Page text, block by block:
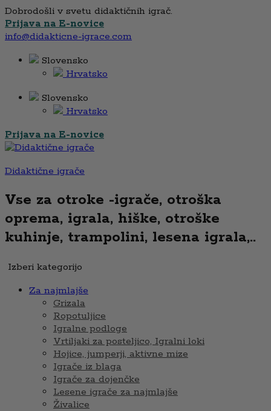
Dobrodošli v svetu didaktičnih igrač.
Prijava na E-novice
info@didakticne-igrace.com
Slovensko
Hrvatsko
Slovensko
Hrvatsko
Prijava na E-novice
Didaktične igrače
Vse za otroke -igrače, otroška
oprema, igrala, hiške, otroške
kuhinje, trampolini, lesena igrala,..
Izberi kategorijo
Za najmlajše
Grizala
Ropotuljice
Igralne podloge
Vrtiljaki za posteljico, Igralni loki
Hojice, jumperji, aktivne mize
Igrače iz blaga
Igrače za dojenčke
Lesene igrače za najmlajše
Živalice